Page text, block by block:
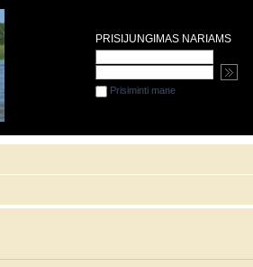
PRISIJUNGIMAS NARIAMS
Prisiminti mane